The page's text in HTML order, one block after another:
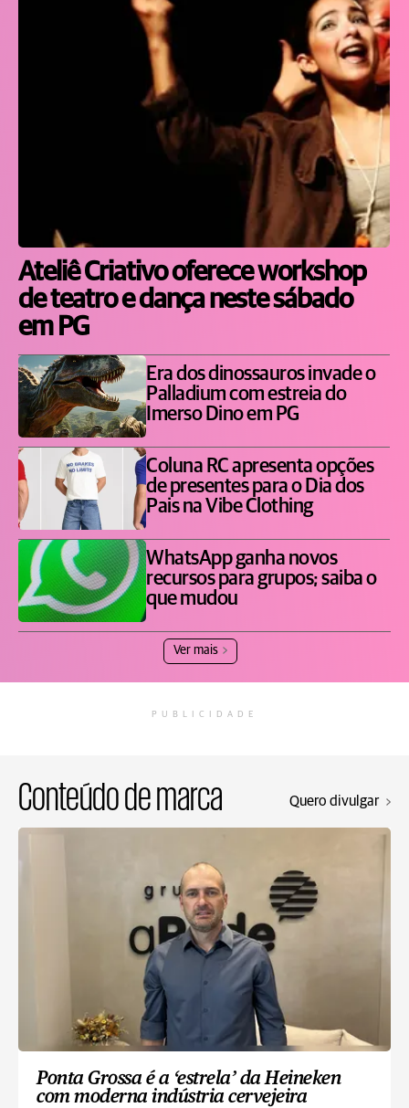
Ateliê Criativo oferece workshop
de teatro e dança neste sábado
em PG
Era dos dinossauros invade o
Palladium com estreia do
Imerso Dino em PG
Coluna RC apresenta opções
de presentes para o Dia dos
Pais na Vibe Clothing
WhatsApp ganha novos
recursos para grupos; saiba o
que mudou
Ver mais
PUBLICIDADE
Conteúdo de marca Quero divulgar
Ponta Grossa é a ‘estrela’ da Heineken
com moderna indústria cervejeira